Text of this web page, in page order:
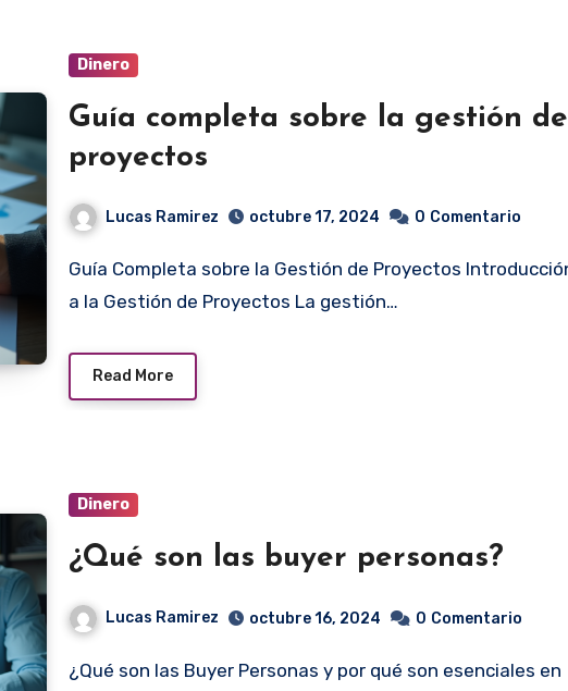
Dinero
Guía completa sobre la gestión de
proyectos
Lucas Ramirez octubre 17, 2024 0 Comentario
Guía Completa sobre la Gestión de Proyectos Introducción
a la Gestión de Proyectos La gestión…
Read More
Dinero
¿Qué son las buyer personas?
Lucas Ramirez octubre 16, 2024 0 Comentario
¿Qué son las Buyer Personas y por qué son esenciales en